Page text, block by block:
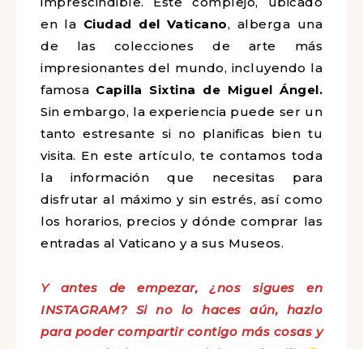
en la Ciudad del Vaticano, alberga una
de las colecciones de arte más
impresionantes del mundo, incluyendo la
famosa Capilla Sixtina de Miguel Ángel.
Sin embargo, la experiencia puede ser un
tanto estresante si no planificas bien tu
visita. En este artículo, te contamos toda
la información que necesitas para
disfrutar al máximo y sin estrés, así como
los horarios, precios y dónde comprar las
entradas al Vaticano y a sus Museos.
Y antes de empezar, ¿nos sigues en
INSTAGRAM? Si no lo haces aún, hazlo
para poder compartir contigo más cosas y